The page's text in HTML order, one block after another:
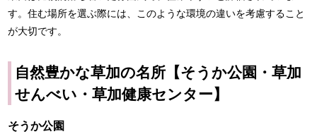
す。住む場所を選ぶ際には、このような環境の違いを考慮すること
が大切です。
自然豊かな草加の名所【そうか公園・草加
せんべい・草加健康センター】
そうか公園